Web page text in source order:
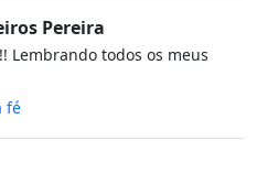
Pereira
!! Lembrando todos os meus
fé